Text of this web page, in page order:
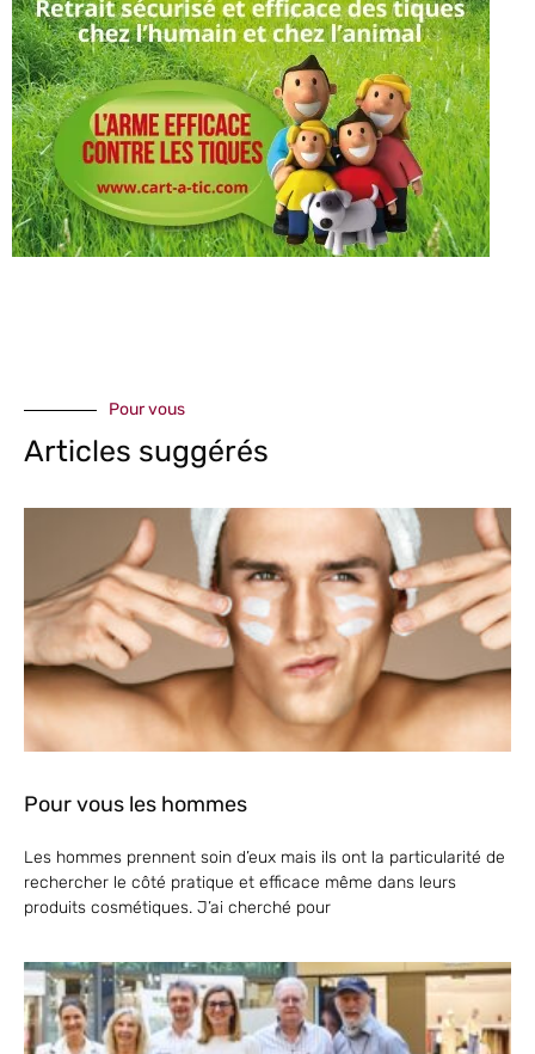
Pour vous
Articles suggérés
Pour vous les hommes
Les hommes prennent soin d’eux mais ils ont la particularité de
rechercher le côté pratique et efficace même dans leurs
produits cosmétiques. J’ai cherché pour